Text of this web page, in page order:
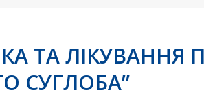
ТА
СУГЛОБА”